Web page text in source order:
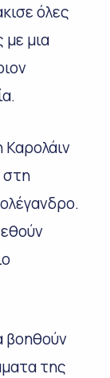
όλες
με μια
Καρολάιν
στη
βοηθούν
της